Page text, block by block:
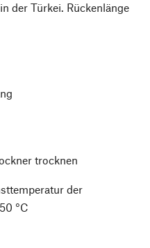
der Türkei. Rückenlänge
trocknen
der
°C